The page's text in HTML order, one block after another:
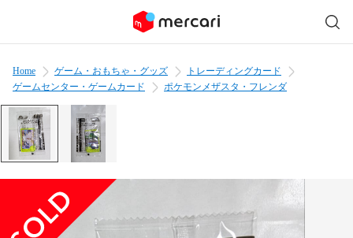
Home ゲーム・おもちゃ・グッズ
トレーディングカード
ゲームセンター・ゲームカード
ポケモンメザスタ・フレンダ